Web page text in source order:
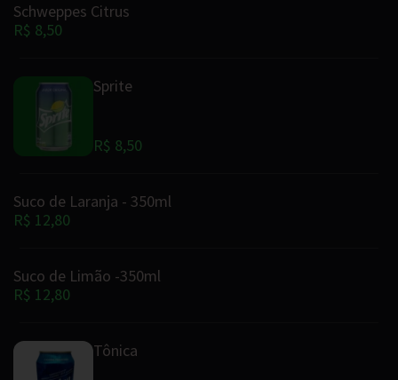
Schweppes Citrus
R$ 8,50
Sprite
R$ 8,50
Suco de Laranja - 350ml
R$ 12,80
Suco de Limão -350ml
R$ 12,80
Tônica